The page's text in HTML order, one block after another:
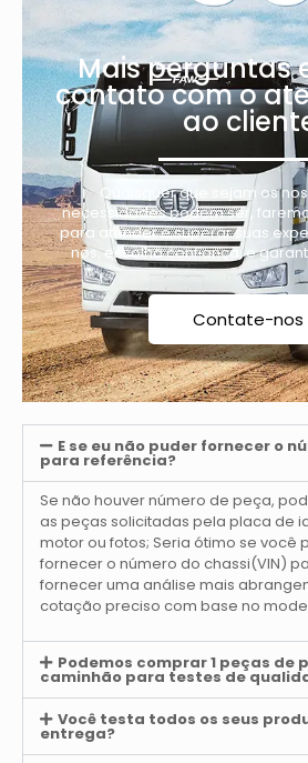
Mais perguntas
contato com o
ao
Quaisquer que sejam os
necessidades podem ser,
para atender e superar suas
nos, escolha confiança, e
Contate-nos
E se eu não puder fornecer o
para referência?
Se não houver número de peça,
as peças solicitadas pela placa de
motor ou fotos; Seria ótimo se você
fornecer o número do chassi(VIN)
fornecer uma análise mais
cotação preciso com base no
Podemos comprar 1 peças de
caminhão para testes de
Você testa todos os seus
entrega?